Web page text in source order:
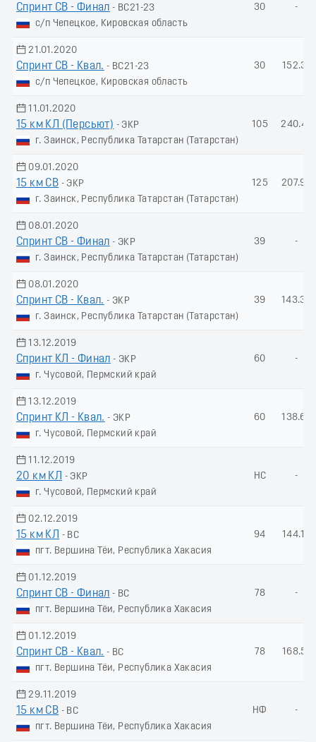
Спринт СВ - Финал - ВС21-23
с/п Чепецкое, Кировская область
30 -
21.01.2020
Спринт СВ - Квал. - ВС21-23
с/п Чепецкое, Кировская область
30 152.31
11.01.2020
15 км КЛ (Пеpсьют) - ЭКР
г. Заинск, Республика Татарстан (Татарстан)
105 240.47
09.01.2020
15 км СВ - ЭКР
г. Заинск, Республика Татарстан (Татарстан)
125 207.95
08.01.2020
Спринт СВ - Финал - ЭКР
г. Заинск, Республика Татарстан (Татарстан)
39 -
08.01.2020
Спринт СВ - Квал. - ЭКР
г. Заинск, Республика Татарстан (Татарстан)
39 143.30
13.12.2019
Спринт КЛ - Финал - ЭКР
г. Чусовой, Пермский край
60 -
13.12.2019
Спринт КЛ - Квал. - ЭКР
г. Чусовой, Пермский край
60 138.69
11.12.2019
20 км КЛ
- ЭКР
г. Чусовой, Пермский край
НС -
02.12.2019
15 км КЛ
- ВС
пгт. Вершина Тёи, Республика Хакасия
94 144.14
01.12.2019
Спринт СВ - Финал - ВС
пгт. Вершина Тёи, Республика Хакасия
78 -
01.12.2019
Спринт СВ - Квал. - ВС
пгт. Вершина Тёи, Республика Хакасия
78 168.51
29.11.2019
15 км СВ - ВС
пгт. Вершина Тёи, Республика Хакасия
НФ -